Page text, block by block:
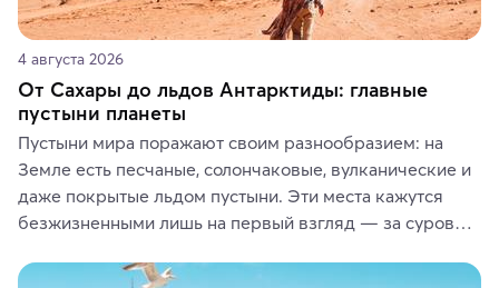
4 августа 2026
От Сахары до льдов Антарктиды: главные
пустыни планеты
Пустыни мира поражают своим разнообразием: на
Земле есть песчаные, солончаковые, вулканические и
даже покрытые льдом пустыни. Эти места кажутся
безжизненными лишь на первый взгляд — за суровой
животные и маршруты, которые дарят одни из самых